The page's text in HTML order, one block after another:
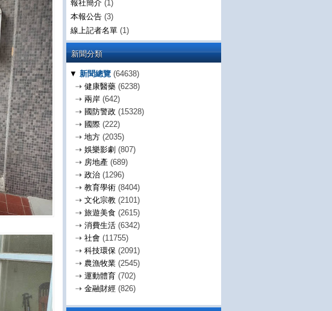
報社簡介 (1)
本報公告 (3)
線上記者名單 (1)
新聞分類
▼ 新聞總覽 (64638)
⇢ 健康醫藥 (6238)
⇢ 兩岸 (642)
⇢ 國防警政 (15328)
⇢ 國際 (222)
⇢ 地方 (2035)
⇢ 娛樂影劇 (807)
⇢ 房地產 (689)
⇢ 政治 (1296)
⇢ 教育學術 (8404)
⇢ 文化宗教 (2101)
⇢ 旅遊美食 (2615)
⇢ 消費生活 (6342)
⇢ 社會 (11755)
⇢ 科技環保 (2091)
⇢ 農漁牧業 (2545)
⇢ 運動體育 (702)
⇢ 金融財經 (826)